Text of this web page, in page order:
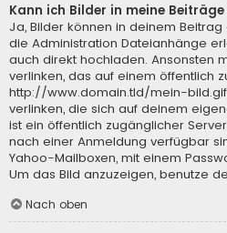
Kann ich Bilder in meine
Ja, Bilder können in deinem
die Administration Dateianhänge
auch direkt hochladen. Ansonsten
verlinken, das auf einem öffentlich
http://www.domain.tld/mein-
verlinken, die sich auf deinem
ist ein öffentlich zugänglicher
nach einer Anmeldung verfügbar
Yahoo-Mailboxen, mit einem
Um das Bild anzuzeigen, benutze
Nach oben